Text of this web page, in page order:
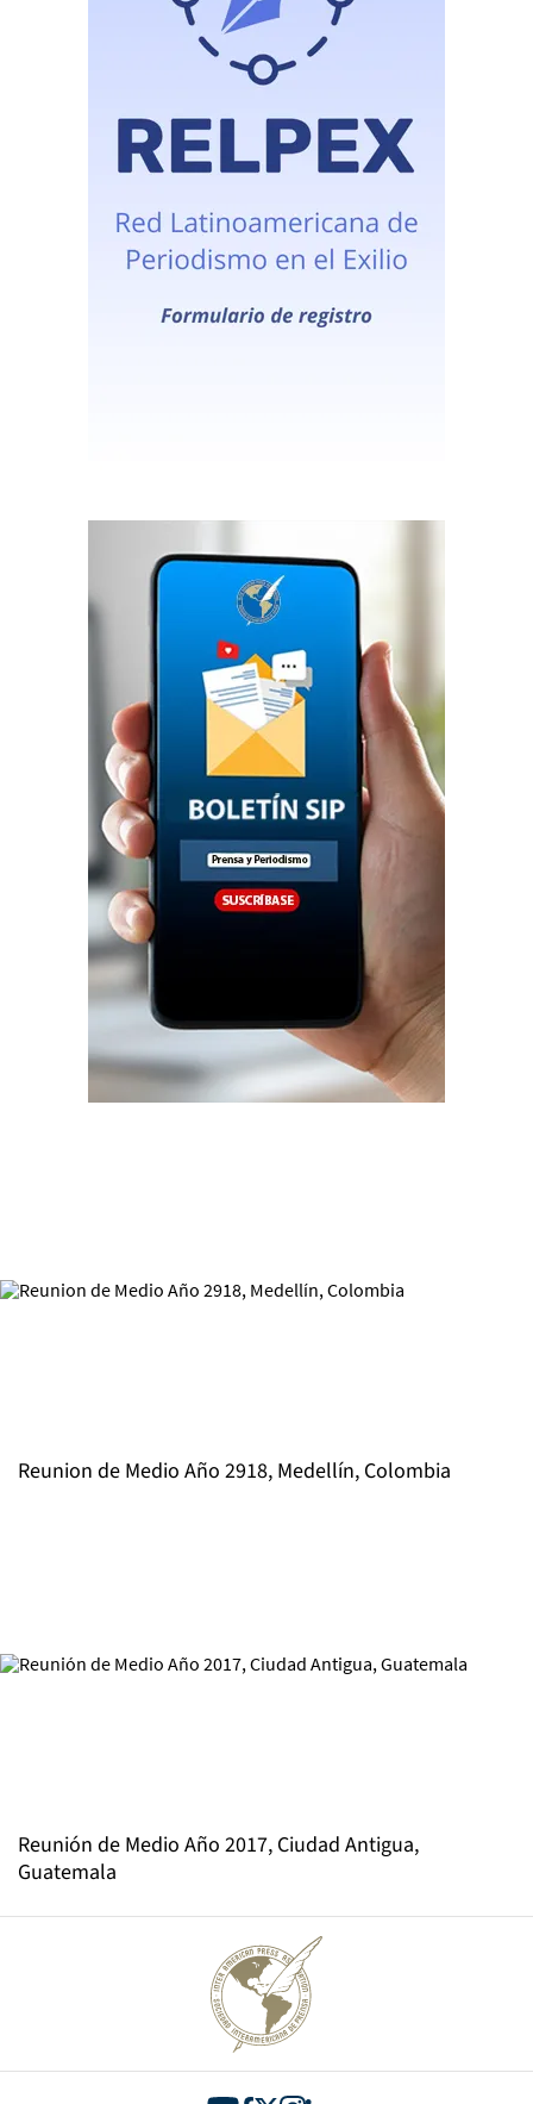
Reunion de Medio Año 2918, Medellín, Colombia
Reunión de Medio Año 2017, Ciudad Antigua,
Guatemala